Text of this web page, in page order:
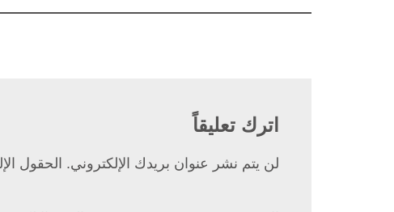
اترك تعليقاً
لن يتم نشر عنوان بريدك الإلكتروني. الحقول